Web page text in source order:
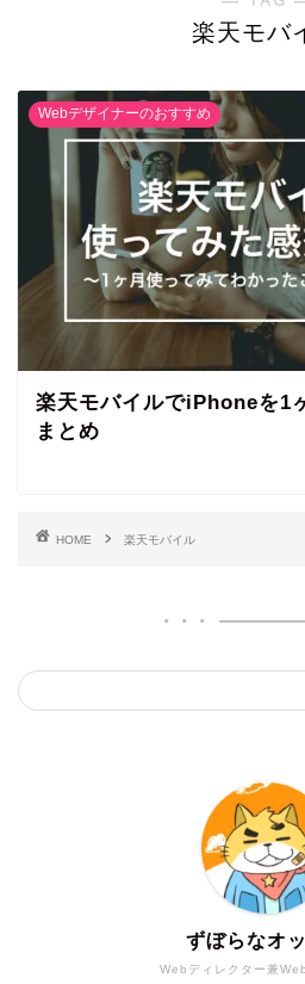
楽天モバ
Webデザイナーのおすすめ
楽天モバイルでiPhoneを1
まとめ
HOME 楽天モバイル
Webディレクター兼
ずぼらなオ